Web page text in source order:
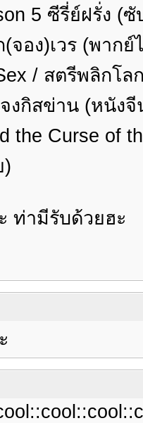
5 ซีรี่ย์ฝรั่ง (
(จอง)เวร (พาก
/ สตรีพลิกโ
จงกิสข่าน (หนัง
the Curse of
)
ท่ามีรับด้วยฮะ